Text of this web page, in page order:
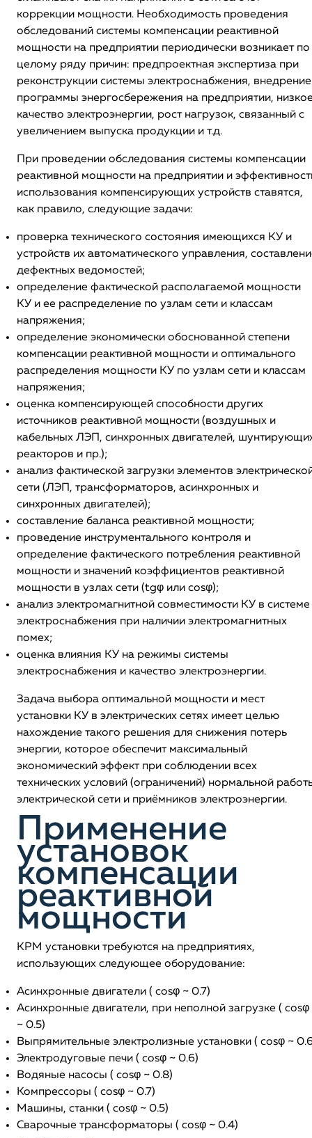
коррекции мощности. Необходимость проведения
обследований системы компенсации реактивной
мощности на предприятии периодически возникает по
целому ряду причин: предпроектная экспертиза при
реконструкции системы электроснабжения, внедрение
программы энергосбережения на предприятии,
качество электроэнергии, рост нагрузок, связанный с
увеличением выпуска продукции и т.д.
При проведении обследования системы компенсации
реактивной мощности на предприятии и
использования компенсирующих устройств ставятся,
как правило, следующие задачи:
проверка технического состояния имеющихся КУ и
устройств их автоматического управления,
дефектных ведомостей;
определение фактической располагаемой мощности
КУ и ее распределение по узлам сети и классам
напряжения;
определение экономически обоснованной степени
компенсации реактивной мощности и оптимального
распределения мощности КУ по узлам сети и классам
напряжения;
оценка компенсирующей способности других
источников реактивной мощности (воздушных и
кабельных ЛЭП, синхронных двигателей,
реакторов и пр.);
анализ фактической загрузки элементов
сети (ЛЭП, трансформаторов, асинхронных и
синхронных двигателей);
составление баланса реактивной мощности;
проведение инструментального контроля и
определение фактического потребления реактивной
мощности и значений коэффициентов реактивной
мощности в узлах сети (tgφ или cosφ);
анализ электромагнитной совместимости КУ в системе
электроснабжения при наличии электромагнитных
помех;
оценка влияния КУ на режимы системы
электроснабжения и качество электроэнергии.
Задача выбора оптимальной мощности и мест
установки КУ в электрических сетях имеет целью
нахождение такого решения для снижения потерь
энергии, которое обеспечит максимальный
экономический эффект при соблюдении всех
технических условий (ограничений) нормальной
электрической сети и приёмников электроэнергии.
Применение
установок
компенсации
реактивной
мощности
КРМ установки требуются на предприятиях,
использующих следующее оборудование:
Асинхронные двигатели ( cosφ ~ 0.7)
Асинхронные двигатели, при неполной загрузке ( cosφ
~ 0.5)
Выпрямительные электролизные установки ( cosφ ~
Электродуговые печи ( cosφ ~ 0.6)
Водяные насосы ( cosφ ~ 0.8)
Компрессоры ( cosφ ~ 0.7)
Машины, станки ( cosφ ~ 0.5)
Сварочные трансформаторы ( cosφ ~ 0.4)